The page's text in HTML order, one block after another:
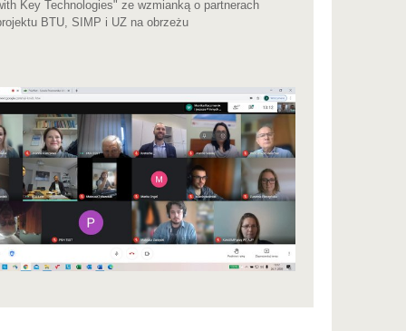
Key Technologies" ze wzmianką o partnerach
BTU, SIMP i UZ na obrzeżu